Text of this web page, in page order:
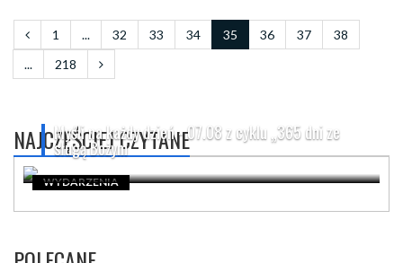
1 ... 32 33 34 35 36 37
38
...
218
NAJCZĘŚCIEJ CZYTANE
Myśli na każdy dzień - 07.08 z cyklu „365 dni ze
sługą Bożym
WYDARZENIA